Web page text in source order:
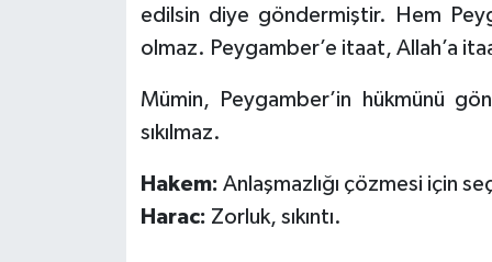
edilsin diye göndermiştir. Hem
olmaz. Peygamber’e itaat, Allah’a
Mümin, Peygamber’in hükmünü
sıkılmaz.
Hakem: Anlaşmazlığı çözmesi için
Harac: Zorluk, sıkıntı.
Çanakkale Müftülüğü
Çankırı Müftülüğü
Denizli Müftülüğü
Bilim, Teknoloji
Diyanet TV